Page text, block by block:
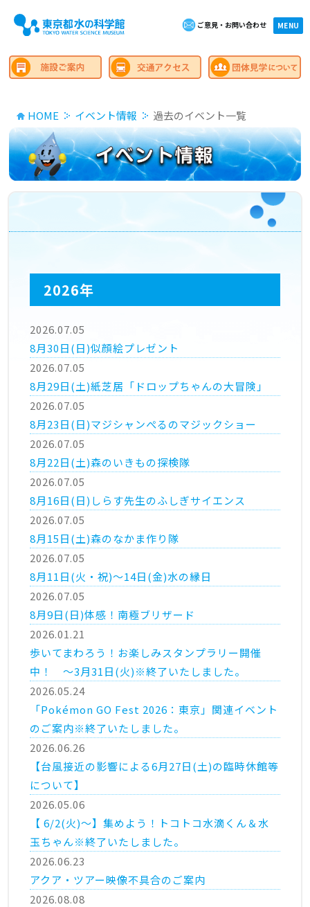
ご意見・お問い合わせ MENU
×close
HOME イベント情報 過去のイベント一覧
2026年
2026.07.05
8月30日(日)似顔絵プレゼント
2026.07.05
8月29日(土)紙芝居「ドロップちゃんの大冒険」
2026.07.05
8月23日(日)マジシャンぺるのマジックショー
2026.07.05
8月22日(土)森のいきもの探検隊
2026.07.05
8月16日(日)しらす先生のふしぎサイエンス
2026.07.05
8月15日(土)森のなかま作り隊
2026.07.05
8月11日(火・祝)～14日(金)水の縁日
2026.07.05
8月9日(日)体感！南極ブリザード
2026.01.21
歩いてまわろう！お楽しみスタンプラリー開催
中！ ～3月31日(火)※終了いたしました。
2026.05.24
「Pokémon GO Fest 2026：東京」関連イベント
のご案内※終了いたしました。
2026.06.26
【台風接近の影響による6月27日(土)の臨時休館等
について】
2026.05.06
【 6/2(火)～】集めよう！トコトコ水滴くん＆水
玉ちゃん※終了いたしました。
2026.06.23
アクア・ツアー映像不具合のご案内
2026.08.08